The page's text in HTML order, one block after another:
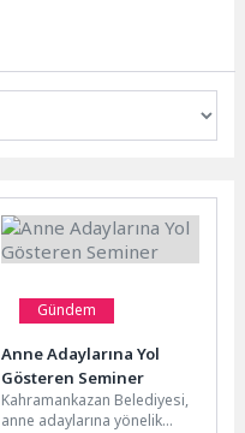
Gündem
Anne Adaylarına Yol
Gösteren Seminer
Kahramankazan Belediyesi,
anne adaylarına yönelik